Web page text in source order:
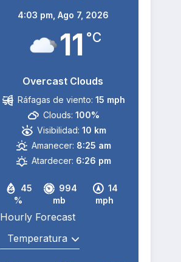
4:03 pm, Ago 7, 2026
11 °C
Overcast Clouds
45
%
994
mb
14
mph
Ráfagas de viento: 15 mph
Clouds: 100%
Visibilidad: 10 km
Amanecer: 8:25 am
Atardecer: 6:26 pm
Hourly Forecast